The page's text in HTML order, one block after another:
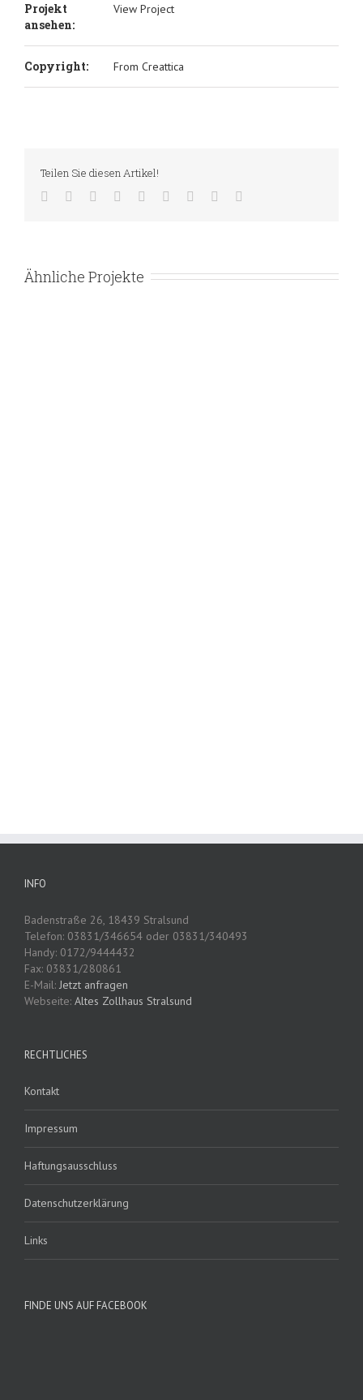
Projekt
ansehen:
View Project
Copyright: From Creattica
Teilen Sie diesen Artikel!
Ähnliche Projekte
INFO
Badenstraße 26, 18439 Stralsund
Telefon: 03831/346654 oder 03831/340493
Handy: 0172/9444432
Fax: 03831/280861
E-Mail: Jetzt anfragen
Webseite: Altes Zollhaus Stralsund
RECHTLICHES
Kontakt
Impressum
Haftungsausschluss
Datenschutzerklärung
Links
FINDE UNS AUF FACEBOOK